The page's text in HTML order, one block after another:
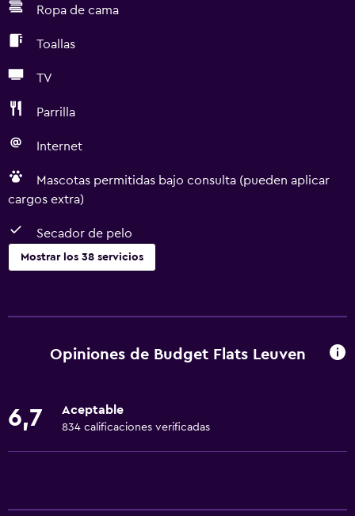
and the energy report is made.
Ropa de cama
Toallas
TV
Parrilla
Internet
Mascotas permitidas bajo consulta (pueden aplicar
cargos extra)
Secador de pelo
Mostrar los 38 servicios
Wifi gratis
Toallas
Opiniones de Budget Flats Leuven
6,7 Aceptable
834 calificaciones verificadas